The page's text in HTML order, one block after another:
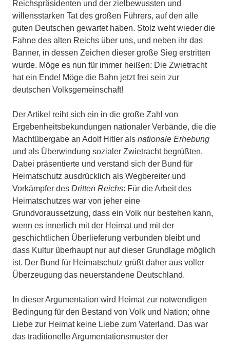
Reichspräsidenten und der zielbewussten und
willensstarken Tat des großen Führers, auf den alle
guten Deutschen gewartet haben. Stolz weht wieder die
Fahne des alten Reichs über uns, und neben ihr das
Banner, in dessen Zeichen dieser große Sieg erstritten
wurde. Möge es nun für immer heißen: Die Zwietracht
hat ein Ende! Möge die Bahn jetzt frei sein zur
deutschen Volksgemeinschaft!
Der Artikel reiht sich ein in die große Zahl von
Ergebenheitsbekundungen nationaler Verbände, die die
Machtübergabe an Adolf Hitler als nationale Erhebung
und als Überwindung sozialer Zwietracht begrüßten.
Dabei präsentierte und verstand sich der Bund für
Heimatschutz ausdrücklich als Wegbereiter und
Vorkämpfer des Dritten Reichs: Für die Arbeit des
Heimatschutzes war von jeher eine
Grundvoraussetzung, dass ein Volk nur bestehen kann,
wenn es innerlich mit der Heimat und mit der
geschichtlichen Überlieferung verbunden bleibt und
dass Kultur überhaupt nur auf dieser Grundlage möglich
ist. Der Bund für Heimatschutz grüßt daher aus voller
Überzeugung das neuerstandene Deutschland.
In dieser Argumentation wird Heimat zur notwendigen
Bedingung für den Bestand von Volk und Nation; ohne
Liebe zur Heimat keine Liebe zum Vaterland. Das war
das traditionelle Argumentationsmuster der